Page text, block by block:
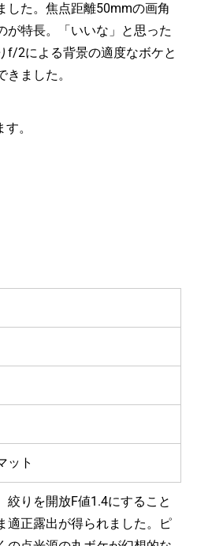
した。焦点距離50mmの画角
が特長。「いいな」と思った
f/2による背景の適度なボケと
ました。
。
ット
りを開放F値1.4にすること
適正露出が得られました。ピ